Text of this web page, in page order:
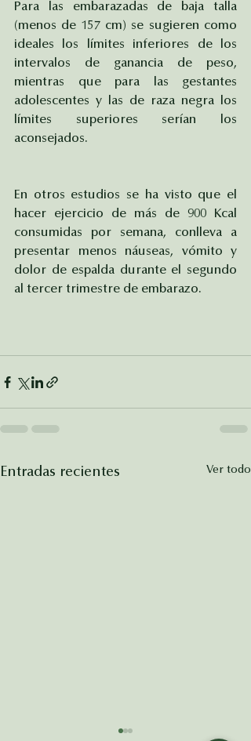
Para las embarazadas de baja talla
(menos de 157 cm) se sugieren como
ideales los límites inferiores de los
intervalos de ganancia de peso,
mientras que para las gestantes
adolescentes y las de raza negra los
límites superiores serían los
aconsejados.
En otros estudios se ha visto que el
hacer ejercicio de más de 900 Kcal
consumidas por semana, conlleva a
presentar menos náuseas, vómito y
dolor de espalda durante el segundo
al tercer trimestre de embarazo.
Entradas recientes Ver todo